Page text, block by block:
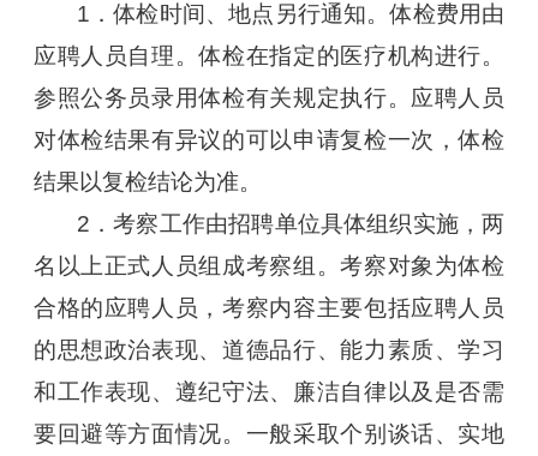
1．体检时间、地点另行通知。体检费用由
应聘人员自理。体检在指定的医疗机构进行。
参照公务员录用体检有关规定执行。应聘人员
对体检结果有异议的可以申请复检一次，体检
结果以复检结论为准。
2．考察工作由招聘单位具体组织实施，两
名以上正式人员组成考察组。考察对象为体检
合格的应聘人员，考察内容主要包括应聘人员
的思想政治表现、道德品行、能力素质、学习
和工作表现、遵纪守法、廉洁自律以及是否需
要回避等方面情况。一般采取个别谈话、实地